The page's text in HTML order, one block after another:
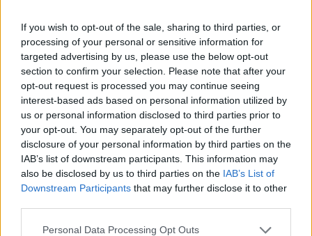
If you wish to opt-out of the sale, sharing to third parties, or
processing of your personal or sensitive information for
targeted advertising by us, please use the below opt-out
section to confirm your selection. Please note that after your
opt-out request is processed you may continue seeing
interest-based ads based on personal information utilized by
us or personal information disclosed to third parties prior to
your opt-out. You may separately opt-out of the further
disclosure of your personal information by third parties on the
IAB’s list of downstream participants. This information may
also be disclosed by us to third parties on the IAB’s List of
Downstream Participants that may further disclose it to other
Personal Data Processing Opt Outs
Aukció ideje: 16:00
Aukció helye: https://aukcio.net/
Tételszám: 459
Eladó adatai
Eladó:
Aukcio.net - Mike
Portobello Aukciósház
Cím: Vízkeleti Lívia
Mipo Kft
1053